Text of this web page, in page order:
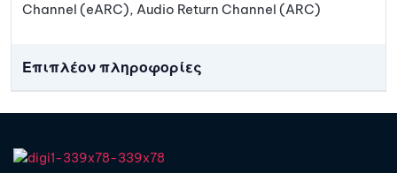
Channel (eARC), Audio Return Channel (ARC)
Επιπλέον πληροφορίες